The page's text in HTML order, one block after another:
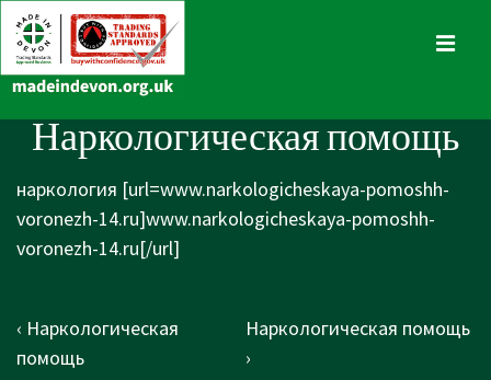
Skip
to
Content
Main
Navigation
Наркологическая помощь
наркология [url=www.narkologicheskaya-pomoshh-
voronezh-14.ru]www.narkologicheskaya-pomoshh-
voronezh-14.ru[/url]
Post
navigation
Previous
Post
‹ Наркологическая
помощь
Next
Post
Наркологическая помощь
›